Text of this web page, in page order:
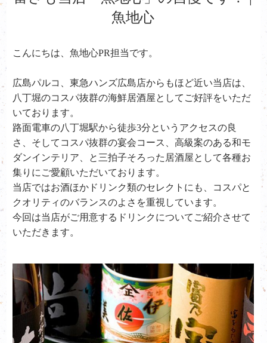
魚地心
こんにちは、魚地心PR担当です。
広島パルコ、東急ハンズ広島店からもほど近い当店は、
八丁堀のコスパ抜群の海鮮居酒屋としてご好評をいただ
いております。
路面電車の八丁堀駅から徒歩3分というアクセスの良
さ、そしてコスパ抜群の宴会コース、高級案のある和モ
ダンインテリア、と三拍子そろった居酒屋として各種お
集りにご愛顧いただいております。
当店ではお酒ほかドリンク類のセレクトにも、コスパと
クオリティのバランスのよさを重視しています。
今回は当店がご用意するドリンクについてご紹介させて
いただきます。